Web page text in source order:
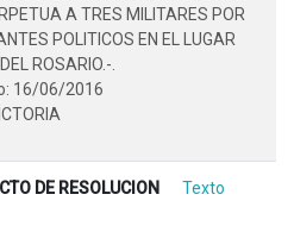
A TRES MILITARES POR
POLITICOS EN EL LUGAR
ROSARIO.-.
16/06/2016
DE RESOLUCION
Texto